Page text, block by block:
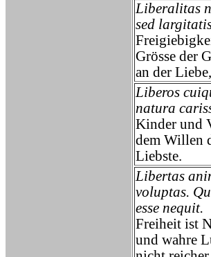
Liberalitas
sed
Grösse der
an der
Liberos
natura
Kinder und
dem Willen
Liebste.
Libertas
voluptas.
esse nequit.
Freiheit ist
und wahre